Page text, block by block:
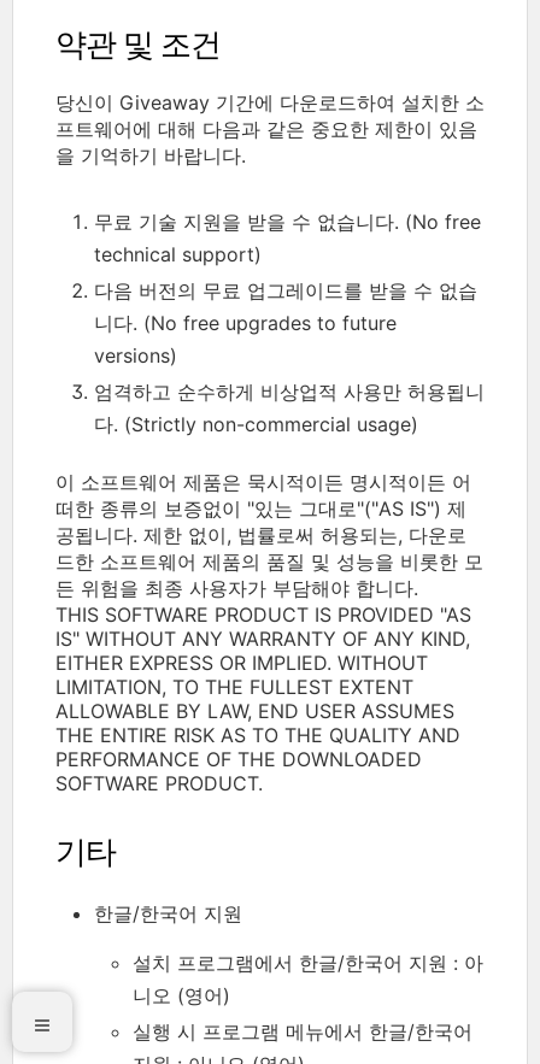
약관 및 조건
당신이 Giveaway 기간에 다운로드하여 설치한 소
프트웨어에 대해 다음과 같은 중요한 제한이 있음
을 기억하기 바랍니다.
무료 기술 지원을 받을 수 없습니다. (No free
technical support)
다음 버전의 무료 업그레이드를 받을 수 없습
니다. (No free upgrades to future
versions)
엄격하고 순수하게 비상업적 사용만 허용됩니
다. (Strictly non-commercial usage)
이 소프트웨어 제품은 묵시적이든 명시적이든 어
떠한 종류의 보증없이 "있는 그대로"("AS IS") 제
공됩니다. 제한 없이, 법률로써 허용되는, 다운로
드한 소프트웨어 제품의 품질 및 성능을 비롯한 모
든 위험을 최종 사용자가 부담해야 합니다.
THIS SOFTWARE PRODUCT IS PROVIDED "AS
IS" WITHOUT ANY WARRANTY OF ANY KIND,
EITHER EXPRESS OR IMPLIED. WITHOUT
LIMITATION, TO THE FULLEST EXTENT
ALLOWABLE BY LAW, END USER ASSUMES
THE ENTIRE RISK AS TO THE QUALITY AND
PERFORMANCE OF THE DOWNLOADED
SOFTWARE PRODUCT.
기타
한글/한국어 지원
설치 프로그램에서 한글/한국어 지원 : 아
니오 (영어)
실행 시 프로그램 메뉴에서 한글/한국어